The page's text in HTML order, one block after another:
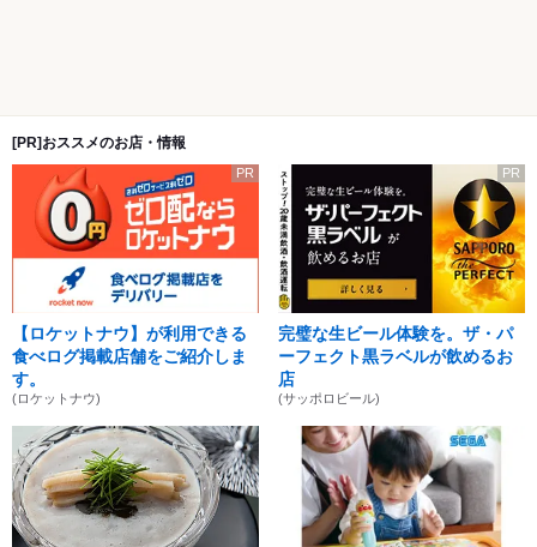
[PR]おススメのお店・情報
PR
【ロケットナウ】が利用できる
食べログ掲載店舗をご紹介しま
す。
(ロケットナウ)
PR
完璧な生ビール体験を。ザ・パ
ーフェクト黒ラベルが飲めるお
店
(サッポロビール)